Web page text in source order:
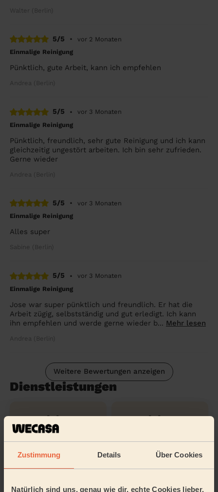
Zustimmung Details Über Cookies
Natürlich sind uns, genau wie dir, echte Cookies lieber.
Walter (Berlin)
5/5 •
vor 2 Monaten
Einmalige Reinigung
Pünktlich, gute Arbeit, kann ich empfehlen
Andrea (Berlin)
5/5 •
vor 3 Monaten
Einmalige Reinigung
Pünktlich, freundlich, sehr gute Reinigung und ich kann
gleichzeitig ungestört arbeiten. Ich bin sehr zufrieden.
Gerne wieder
Andrea (Berlin)
5/5 •
vor 3 Monaten
Einmalige Reinigung
Alles super
Sabine (Berlin)
5/5 •
vor 3 Monaten
Einmalige Reinigung
Jose war super pünktlich und freundlich. Er hat die
Arbeit zügig, selbstständig und gut erledigt. Ich kann
ihn empfehlen und werde gerne wieder b... Mehr lesen
Andrea (Berlin)
Weitere Bewertungen anzeigen
Dienstleistungen
Reinigung
regelmäßig
Reinigung
Reinigung
gründlich